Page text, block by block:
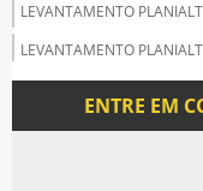
LEVANTAMENTO
LEVANTAMENTO
LEVANTAMENTO
LEVANTAMENTO
ENTRE EM